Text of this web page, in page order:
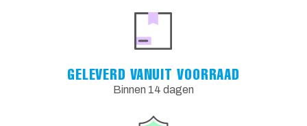
GELEVERD VANUIT VOORRAAD
Binnen 14 dagen